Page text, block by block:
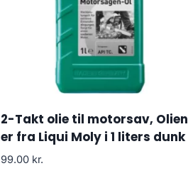
2-Takt olie til motorsav, Olien
er fra Liqui Moly i 1 liters dunk
99.00 kr.